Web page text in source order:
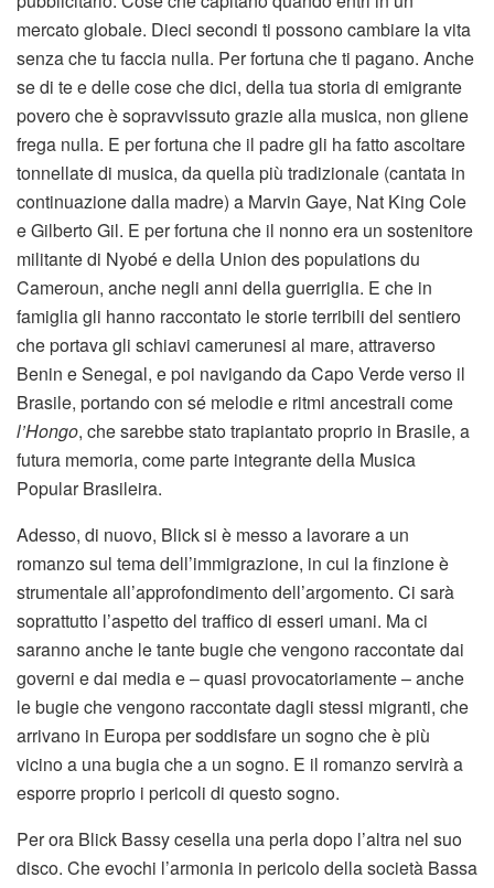
mercato globale. Dieci secondi ti possono cambiare la vita
senza che tu faccia nulla. Per fortuna che ti pagano. Anche
se di te e delle cose che dici, della tua storia di emigrante
povero che è sopravvissuto grazie alla musica, non gliene
frega nulla. E per fortuna che il padre gli ha fatto ascoltare
tonnellate di musica, da quella più tradizionale (cantata in
continuazione dalla madre) a Marvin Gaye, Nat King Cole
e Gilberto Gil. E per fortuna che il nonno era un sostenitore
militante di Nyobé e della Union des populations du
Cameroun, anche negli anni della guerriglia. E che in
famiglia gli hanno raccontato le storie terribili del sentiero
che portava gli schiavi camerunesi al mare, attraverso
Benin e Senegal, e poi navigando da Capo Verde verso il
Brasile, portando con sé melodie e ritmi ancestrali come
l’Hongo, che sarebbe stato trapiantato proprio in Brasile, a
futura memoria, come parte integrante della Musica
Popular Brasileira.
Adesso, di nuovo, Blick si è messo a lavorare a un
romanzo sul tema dell’immigrazione, in cui la finzione è
strumentale all’approfondimento dell’argomento. Ci sarà
soprattutto l’aspetto del traffico di esseri umani. Ma ci
saranno anche le tante bugie che vengono raccontate dai
governi e dai media e – quasi provocatoriamente – anche
le bugie che vengono raccontate dagli stessi migranti, che
arrivano in Europa per soddisfare un sogno che è più
vicino a una bugia che a un sogno. E il romanzo servirà a
esporre proprio i pericoli di questo sogno.
Per ora Blick Bassy cesella una perla dopo l’altra nel suo
disco. Che evochi l’armonia in pericolo della società Bassa